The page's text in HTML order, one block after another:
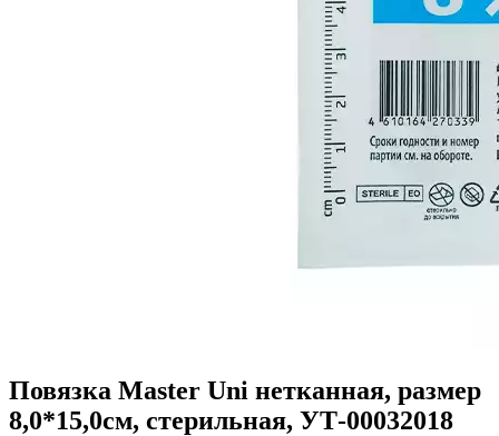
Повязка Master Uni нетканная, размер
8,0*15,0см, стерильная, УТ-00032018